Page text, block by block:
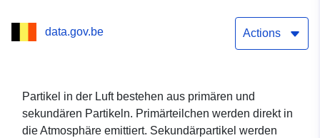
data.gov.be Actions
Partikel in der Luft bestehen aus primären und
sekundären Partikeln. Primärteilchen werden direkt in
die Atmosphäre emittiert. Sekundärpartikel werden